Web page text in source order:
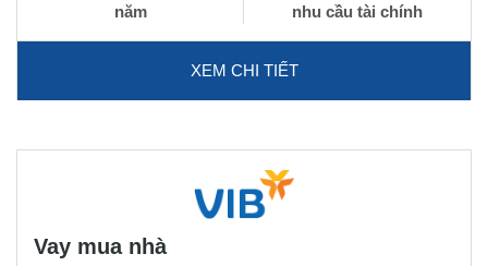
năm nhu cầu tài chính
XEM CHI TIẾT
Vay mua nhà